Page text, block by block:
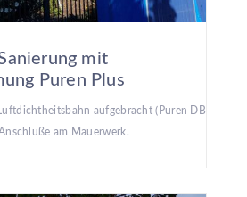
mit
Puren Plus
aufgebracht (Puren DB
am Mauerwerk.